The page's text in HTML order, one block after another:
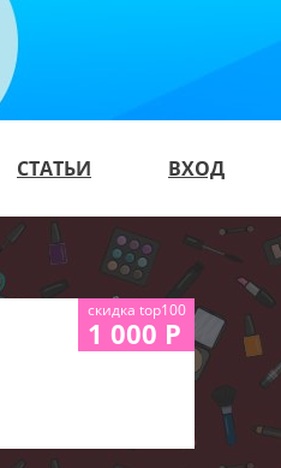
СТАТЬИ ВХОД
скидка top100
1 000 Р